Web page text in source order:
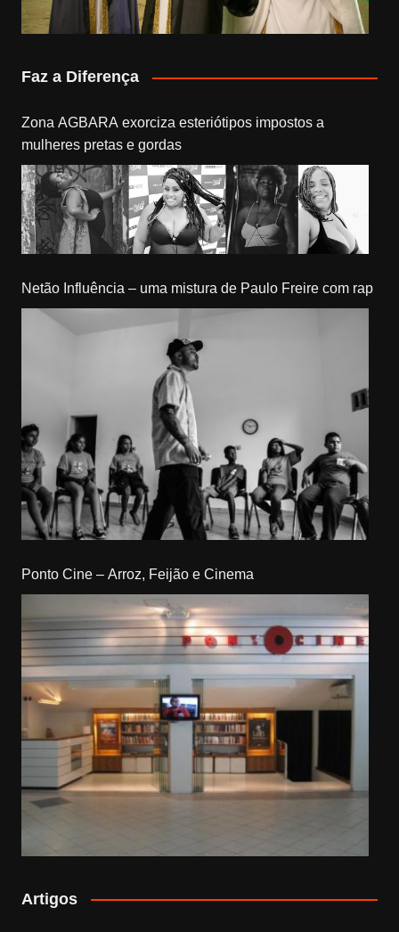
Faz a Diferença
Zona AGBARA exorciza esteriótipos impostos a
mulheres pretas e gordas
Netão Influência – uma mistura de Paulo Freire com rap
Ponto Cine – Arroz, Feijão e Cinema
Artigos